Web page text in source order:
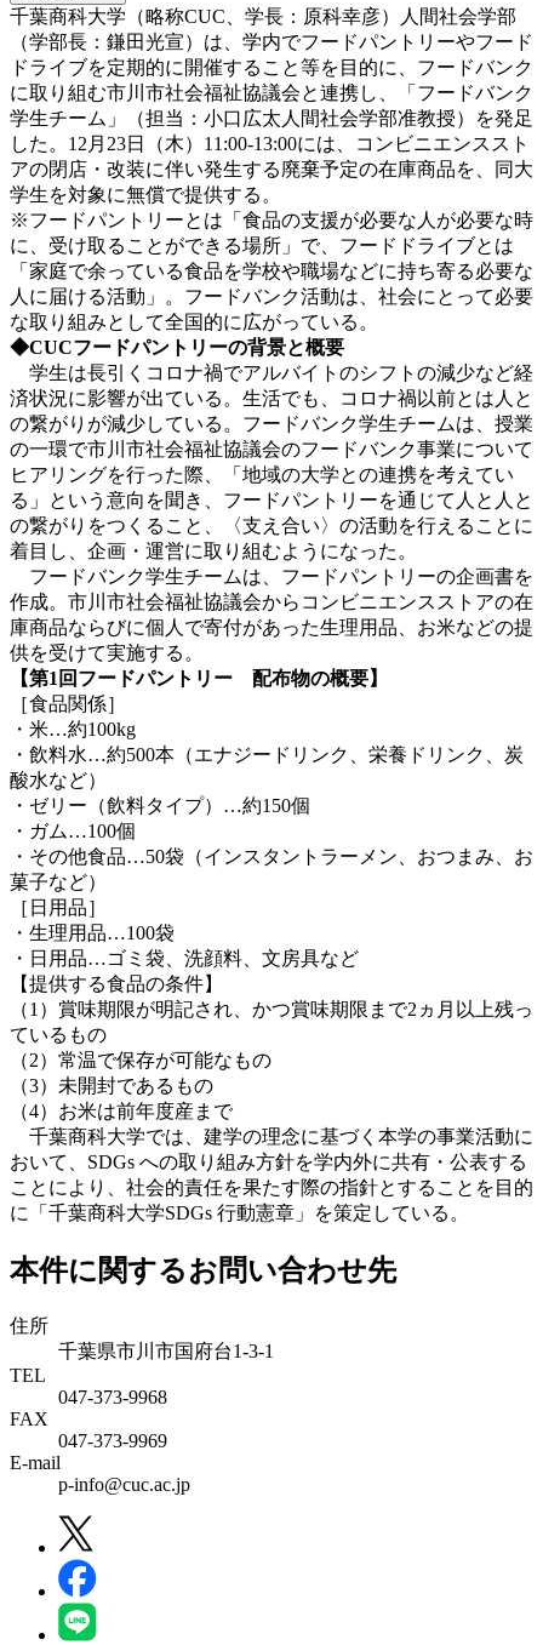
千葉商科大学（略称CUC、学長：原科幸彦）人間社会学部
（学部長：鎌田光宣）は、学内でフードパントリーやフード
ドライブを定期的に開催すること等を目的に、フードバンク
に取り組む市川市社会福祉協議会と連携し、「フードバンク
学生チーム」（担当：小口広太人間社会学部准教授）を発足
した。12月23日（木）11:00-13:00には、コンビニエンススト
アの閉店・改装に伴い発生する廃棄予定の在庫商品を、同大
学生を対象に無償で提供する。
※フードパントリーとは「食品の支援が必要な人が必要な時
に、受け取ることができる場所」で、フードドライブとは
「家庭で余っている食品を学校や職場などに持ち寄る必要な
人に届ける活動」。フードバンク活動は、社会にとって必要
な取り組みとして全国的に広がっている。
◆CUCフードパントリーの背景と概要
学生は長引くコロナ禍でアルバイトのシフトの減少など経
済状況に影響が出ている。生活でも、コロナ禍以前とは人と
の繋がりが減少している。フードバンク学生チームは、授業
の一環で市川市社会福祉協議会のフードバンク事業について
ヒアリングを行った際、「地域の大学との連携を考えてい
る」という意向を聞き、フードパントリーを通じて人と人と
の繋がりをつくること、〈支え合い〉の活動を行えることに
着目し、企画・運営に取り組むようになった。
フードバンク学生チームは、フードパントリーの企画書を
作成。市川市社会福祉協議会からコンビニエンスストアの在
庫商品ならびに個人で寄付があった生理用品、お米などの提
供を受けて実施する。
【第1回フードパントリー 配布物の概要】
［食品関係］
・米…約100kg
・飲料水…約500本（エナジードリンク、栄養ドリンク、炭
酸水など）
・ゼリー（飲料タイプ）…約150個
・ガム…100個
・その他食品…50袋（インスタントラーメン、おつまみ、お
菓子など）
［日用品］
・生理用品…100袋
・日用品…ゴミ袋、洗顔料、文房具など
【提供する食品の条件】
（1）賞味期限が明記され、かつ賞味期限まで2ヵ月以上残っ
ているもの
（2）常温で保存が可能なもの
（3）未開封であるもの
（4）お米は前年度産まで
千葉商科大学では、建学の理念に基づく本学の事業活動に
おいて、SDGs への取り組み方針を学内外に共有・公表する
ことにより、社会的責任を果たす際の指針とすることを目的
に「千葉商科大学SDGs 行動憲章」を策定している。
本件に関するお問い合わせ先
住所
千葉県市川市国府台1-3-1
TEL
047-373-9968
FAX
047-373-9969
E-mail
p-info@cuc.ac.jp